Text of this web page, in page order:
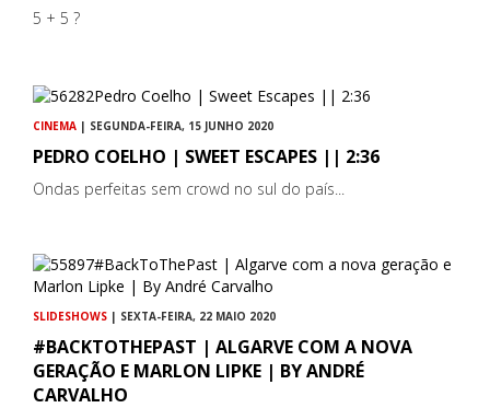
5 + 5 ?
CINEMA | SEGUNDA-FEIRA, 15 JUNHO 2020
PEDRO COELHO | SWEET ESCAPES || 2:36
Ondas perfeitas sem crowd no sul do país...
SLIDESHOWS | SEXTA-FEIRA, 22 MAIO 2020
#BACKTOTHEPAST | ALGARVE COM A NOVA
GERAÇÃO E MARLON LIPKE | BY ANDRÉ
CARVALHO